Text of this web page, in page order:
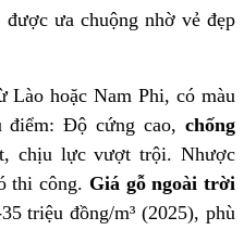
được ưa chuộng nhờ vẻ đẹp
Lào hoặc Nam Phi, có màu
điểm: Độ cứng cao, chống
chịu lực vượt trội. Nhược
thi công. Giá gỗ ngoài trời
triệu đồng/m³ (2025), phù